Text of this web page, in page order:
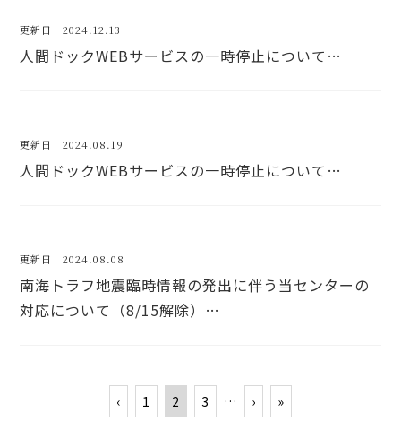
更新日 2024.12.13
人間ドックWEBサービスの一時停止について…
更新日 2024.08.19
人間ドックWEBサービスの一時停止について…
更新日 2024.08.08
南海トラフ地震臨時情報の発出に伴う当センターの
対応について（8/15解除）…
‹ 1 2 3 … › »